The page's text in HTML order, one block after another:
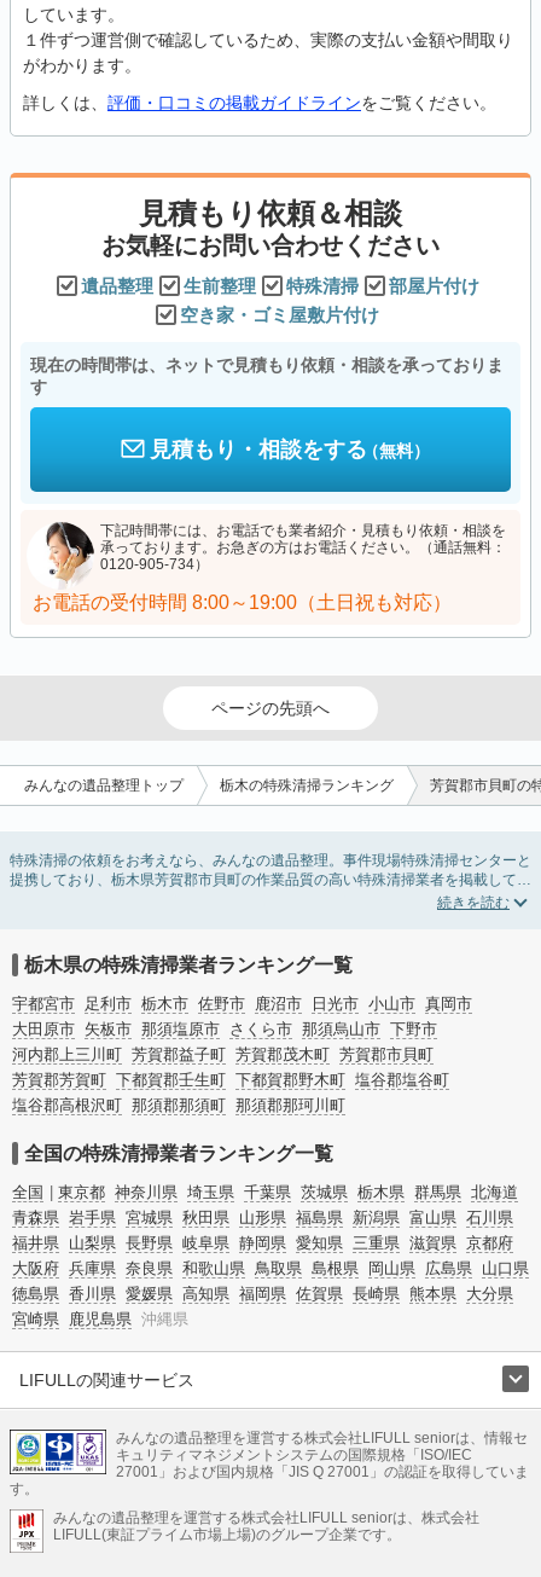
しています。
１件ずつ運営側で確認しているため、実際の支払い金額や間取り
がわかります。
詳しくは、 評価・口コミの掲載ガイドラインをご覧ください。
見積もり依頼＆相談
お気軽にお問い合わせください
遺品整理 生前整理 特殊清掃
部屋片付け
空き家・ゴミ屋敷片付け
現在の時間帯は、ネットで見積もり依頼・相談を承っておりま
す
見積もり・相談をする（無料）
下記時間帯には、お電話でも業者紹介・見積もり依頼・相談を
承っております。お急ぎの方はお電話ください。（通話無料：
0120-905-734）
お電話の受付時間 8:00～19:00（土日祝も対応）
ページの先頭へ
みんなの遺品整理トップ 栃木の特殊清掃ランキング 芳賀郡市貝町の
特殊清掃の依頼をお考えなら、みんなの遺品整理。事件現場特殊清掃センターと
提携しており、栃木県芳賀郡市貝町の作業品質の高い特殊清掃業者を掲載してい
ます。孤独死・孤立死に伴う不用品の処分・回収・引き取りから、事件・事故・
合はリフォームによる原状回復・オゾン脱臭機による腐敗臭などの臭いの脱臭・
消臭サービスなど絞り込み条件を利用し検索してみましょう。
また故人のご遺族だけでなく不動産管理会社様やオーナー様(賃貸家主様)、行政
のご担当者様でも相談できます。
栃木県の特殊清掃業者ランキング一覧
宇都宮市 足利市 栃木市 佐野市 鹿沼市 日光市 小山市 真岡市
大田原市 矢板市 那須塩原市 さくら市 那須烏山市 下野市
河内郡上三川町 芳賀郡益子町 芳賀郡茂木町 芳賀郡市貝町
芳賀郡芳賀町 下都賀郡壬生町 下都賀郡野木町 塩谷郡塩谷町
塩谷郡高根沢町 那須郡那須町 那須郡那珂川町
全国の特殊清掃業者ランキング一覧
全国 東京都 神奈川県 埼玉県 千葉県 茨城県 栃木県 群馬県 北海道
青森県 岩手県 宮城県 秋田県 山形県 福島県 新潟県 富山県 石川県
福井県 山梨県 長野県 岐阜県 静岡県 愛知県 三重県 滋賀県 京都府
大阪府 兵庫県 奈良県 和歌山県 鳥取県 島根県 岡山県 広島県 山口県
徳島県 香川県 愛媛県 高知県 福岡県 佐賀県 長崎県 熊本県 大分県
宮崎県 鹿児島県 沖縄県
LIFULLの関連サービス
不動産・住宅
引越し 老人ホーム 地方創生 ママの就労支援
不動産クラウドファンディング 遺品整理 老後の暮らし情報
LIFULL HOME'Sのサービス
不動産・住宅
みんなの遺品整理を運営する株式会社LIFULL seniorは、情報セ
キュリティマネジメントシステムの国際規格「ISO/IEC
27001」および国内規格「JIS Q 27001」の認証を取得していま
す。
みんなの遺品整理を運営する株式会社LIFULL seniorは、株式会社
LIFULL(東証プライム市場上場)のグループ企業です。